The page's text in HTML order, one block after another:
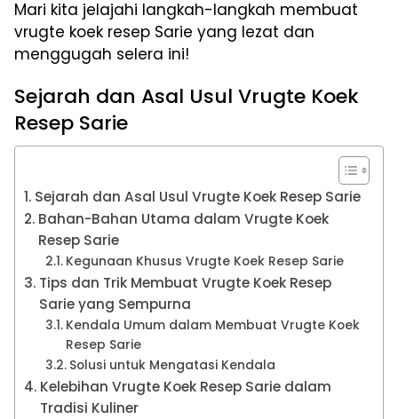
Mari kita jelajahi langkah-langkah membuat
vrugte koek resep Sarie yang lezat dan
menggugah selera ini!
Sejarah dan Asal Usul Vrugte Koek
Resep Sarie
Sejarah dan Asal Usul Vrugte Koek Resep Sarie
Bahan-Bahan Utama dalam Vrugte Koek
Resep Sarie
Kegunaan Khusus Vrugte Koek Resep Sarie
Tips dan Trik Membuat Vrugte Koek Resep
Sarie yang Sempurna
Kendala Umum dalam Membuat Vrugte Koek
Resep Sarie
Solusi untuk Mengatasi Kendala
Kelebihan Vrugte Koek Resep Sarie dalam
Tradisi Kuliner